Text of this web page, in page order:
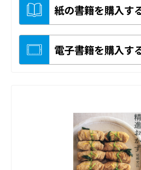
紙の書籍を購入す
電子書籍を購入す